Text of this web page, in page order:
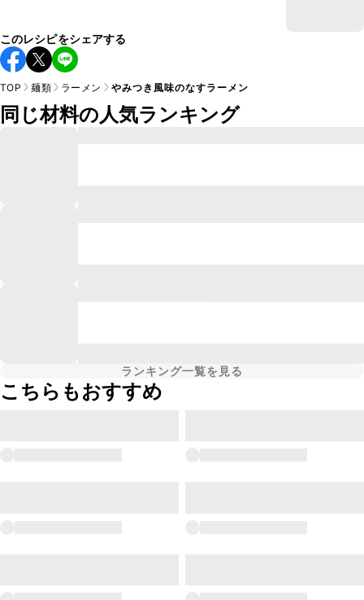
このレシピをシェアする
TOP 麺類 ラーメン やみつき風味のなすラーメン
同じ材料の人気ランキング
ランキング一覧を見る
こちらもおすすめ